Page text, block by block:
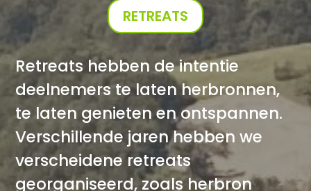
RETREATS
Retreats hebben de intentie
deelnemers te laten herbronnen,
te laten genieten en ontspannen.
Verschillende jaren hebben we
verscheidene retreats
georganiseerd, zoals herbron